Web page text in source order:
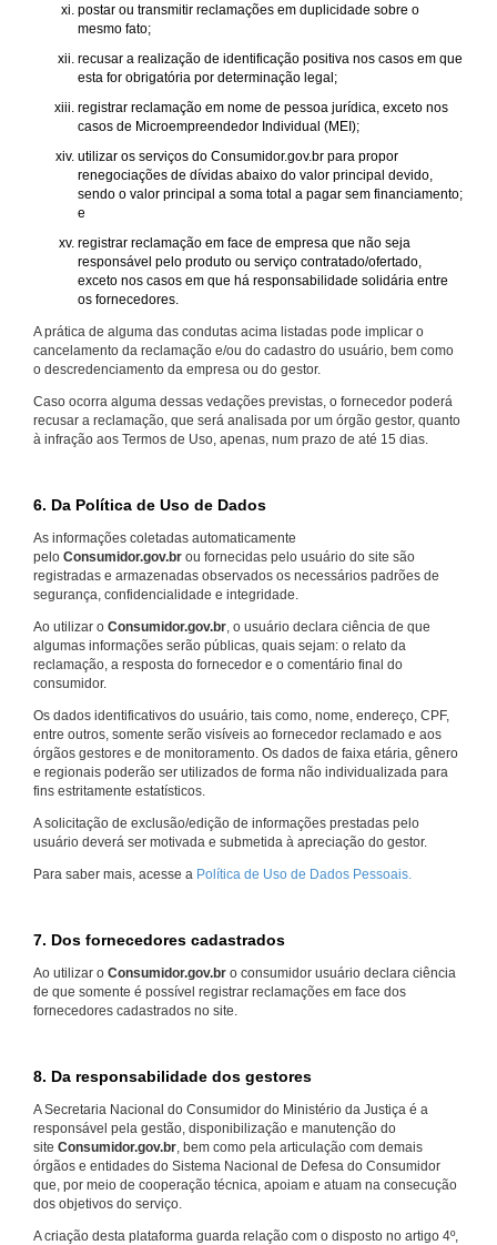
postar ou transmitir reclamações em duplicidade sobre o
mesmo fato;
recusar a realização de identificação positiva nos casos em que
esta for obrigatória por determinação legal;
registrar reclamação em nome de pessoa jurídica, exceto nos
casos de Microempreendedor Individual (MEI);
utilizar os serviços do Consumidor.gov.br para propor
renegociações de dívidas abaixo do valor principal devido,
sendo o valor principal a soma total a pagar sem financiamento;
e
registrar reclamação em face de empresa que não seja
responsável pelo produto ou serviço contratado/ofertado,
exceto nos casos em que há responsabilidade solidária entre
os fornecedores.
A prática de alguma das condutas acima listadas pode implicar o
cancelamento da reclamação e/ou do cadastro do usuário, bem como
o descredenciamento da empresa ou do gestor.
Caso ocorra alguma dessas vedações previstas, o fornecedor poderá
recusar a reclamação, que será analisada por um órgão gestor, quanto
à infração aos Termos de Uso, apenas, num prazo de até 15 dias.
6. Da Política de Uso de Dados
As informações coletadas automaticamente
pelo Consumidor.gov.br ou fornecidas pelo usuário do site são
registradas e armazenadas observados os necessários padrões de
segurança, confidencialidade e integridade.
Ao utilizar o Consumidor.gov.br , o usuário declara ciência de que
algumas informações serão públicas, quais sejam: o relato da
reclamação, a resposta do fornecedor e o comentário final do
consumidor.
Os dados identificativos do usuário, tais como, nome, endereço, CPF,
entre outros, somente serão visíveis ao fornecedor reclamado e aos
órgãos gestores e de monitoramento. Os dados de faixa etária, gênero
e regionais poderão ser utilizados de forma não individualizada para
fins estritamente estatísticos.
A solicitação de exclusão/edição de informações prestadas pelo
usuário deverá ser motivada e submetida à apreciação do gestor.
Para saber mais, acesse a Política de Uso de Dados Pessoais.
7. Dos fornecedores cadastrados
Ao utilizar o Consumidor.gov.br o consumidor usuário declara ciência
de que somente é possível registrar reclamações em face dos
fornecedores cadastrados no site.
8. Da responsabilidade dos gestores
A Secretaria Nacional do Consumidor do Ministério da Justiça é a
responsável pela gestão, disponibilização e manutenção do
site Consumidor.gov.br, bem como pela articulação com demais
órgãos e entidades do Sistema Nacional de Defesa do Consumidor
que, por meio de cooperação técnica, apoiam e atuam na consecução
dos objetivos do serviço.
A criação desta plataforma guarda relação com o disposto no artigo 4º,